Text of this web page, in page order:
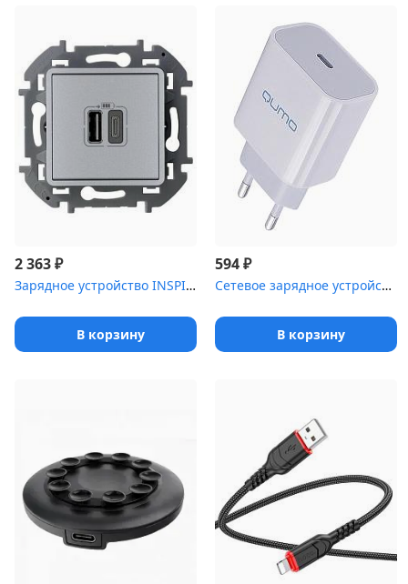
2 363₽
Зарядное устройство INSPIRIA с двумя USB-разьемами A-C 240В/5В 30...
В корзину
594₽
Сетевое зарядное устройство Qumo Energy light (Charger 0051) PD 2...
В корзину